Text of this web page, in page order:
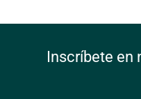
Inscríbete en